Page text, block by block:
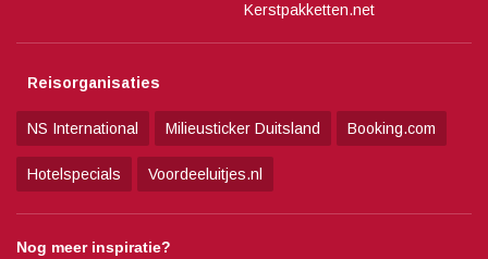
Kerstpakketten.net
Reisorganisaties
NS International Milieusticker Duitsland Booking.com
Hotelspecials Voordeeluitjes.nl
Nog meer inspiratie?